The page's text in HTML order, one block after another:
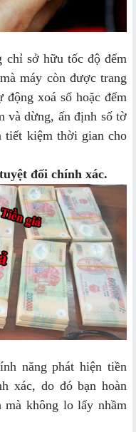
chỉ sở hữu tốc độ đếm
máy còn được trang
xoá số hoặc đếm
và dừng, ấn định số tờ
tiết kiệm thời gian cho
đối chính xác.
năng phát hiện tiền
xác, do đó bạn hoàn
không lo lấy nhầm